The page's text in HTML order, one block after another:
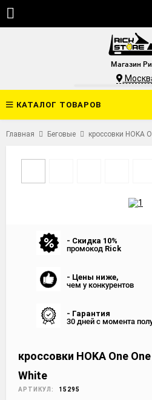
Магазин
КАТАЛОГ ТОВАРОВ
Главная Беговые кроссовки HOKA
- Скидка 10%
промокод Rick
- Цены ниже,
чем у конкурентов
- Гарантия
30 дней с момента
кроссовки HOKA One
White
АРТИКУЛ: 15295